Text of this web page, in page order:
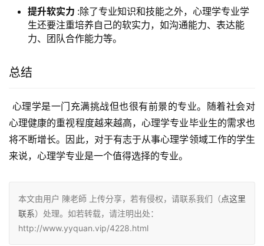
提升软实力 :除了专业知识和技能之外，心理学专业学
生还要注重培养自己的软实力，如沟通能力、表达能
力、团队合作能力等。
总结
心理健康的重视程度越来越高，心理学专业毕业生的需求也
将不断增长。因此，对于有志于从事心理学领域工作的学生
来说，心理学专业是一个值得选择的专业。
本文由用户 陳老師 上传分享，若有侵权，请联系我们（点这里
联系）处理。如若转载，请注明出处：
http://www.yyquan.vip/4228.html